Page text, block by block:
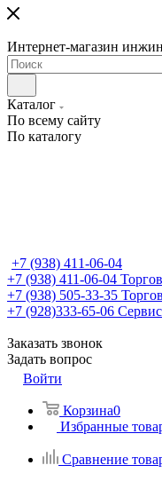
Интернет-магазин
Каталог
По всему сайту
По каталогу
+7 (938) 411-06-04
+7 (938) 411-06-04
+7 (938) 505-33-35
+7 (928)333-65-06
Заказать звонок
Задать вопрос
Войти
Корзина0
Избранные
Сравнение